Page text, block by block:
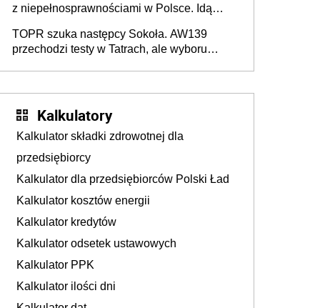
z niepełnosprawnościami w Polsce. Idą
TOPR szuka następcy Sokoła. AW139
przechodzi testy w Tatrach, ale wyboru
Kalkulatory
Kalkulator składki zdrowotnej dla
przedsiębiorcy
Kalkulator dla przedsiębiorców Polski Ład
Kalkulator kosztów energii
Kalkulator kredytów
Kalkulator odsetek ustawowych
Kalkulator PPK
Kalkulator ilości dni